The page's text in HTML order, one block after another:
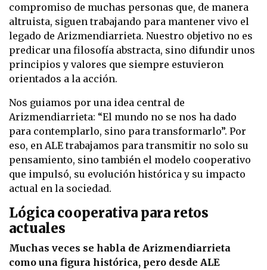
compromiso de muchas personas que, de manera
altruista, siguen trabajando para mantener vivo el
legado de Arizmendiarrieta. Nuestro objetivo no es
predicar una filosofía abstracta, sino difundir unos
principios y valores que siempre estuvieron
orientados a la acción.
Nos guiamos por una idea central de
Arizmendiarrieta: “El mundo no se nos ha dado
para contemplarlo, sino para transformarlo”. Por
eso, en ALE trabajamos para transmitir no solo su
pensamiento, sino también el modelo cooperativo
que impulsó, su evolución histórica y su impacto
actual en la sociedad.
Lógica cooperativa para retos
actuales
Muchas veces se habla de Arizmendiarrieta
como una figura histórica, pero desde ALE